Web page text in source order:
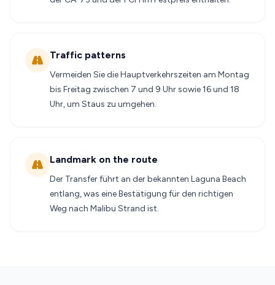
Traffic patterns
Vermeiden Sie die Hauptverkehrszeiten am Montag
bis Freitag zwischen 7 und 9 Uhr sowie 16 und 18
Uhr, um Staus zu umgehen.
Landmark on the route
Der Transfer führt an der bekannten Laguna Beach
entlang, was eine Bestätigung für den richtigen
Weg nach Malibu Strand ist.